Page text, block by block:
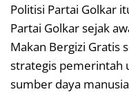
Politisi Partai Golkar
Partai Golkar sejak
Makan Bergizi Gratis
strategis pemerintah
sumber daya